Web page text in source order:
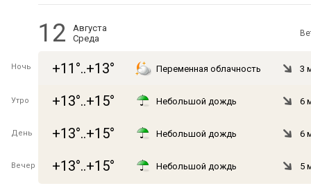
12
Августа
Среда
Ночь +11°..+13° Переменная облачность 3
Утро +13°..+15° Небольшой дождь 6
День +13°..+15° Небольшой дождь 6
Вечер +13°..+15° Небольшой дождь 5